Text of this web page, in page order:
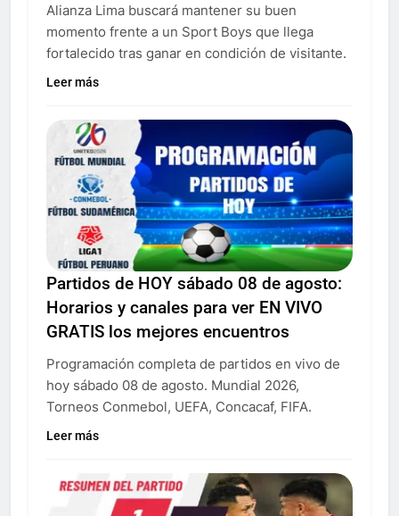
Alianza Lima buscará mantener su buen
momento frente a un Sport Boys que llega
fortalecido tras ganar en condición de visitante.
Leer más
Partidos de HOY sábado 08 de agosto:
Horarios y canales para ver EN VIVO
GRATIS los mejores encuentros
Programación completa de partidos en vivo de
hoy sábado 08 de agosto. Mundial 2026,
Torneos Conmebol, UEFA, Concacaf, FIFA.
Leer más